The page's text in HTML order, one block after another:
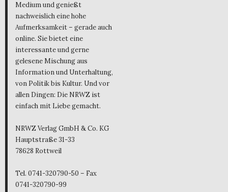
Medium und genießt
nachweislich eine hohe
Aufmerksamkeit – gerade auch
online. Sie bietet eine
interessante und gerne
gelesene Mischung aus
Information und Unterhaltung,
von Politik bis Kultur. Und vor
allen Dingen: Die NRWZ ist
einfach mit Liebe gemacht.
NRWZ Verlag GmbH & Co. KG
Hauptstraße 31-33
78628 Rottweil
Tel. 0741-320790-50 – Fax
0741-320790-99